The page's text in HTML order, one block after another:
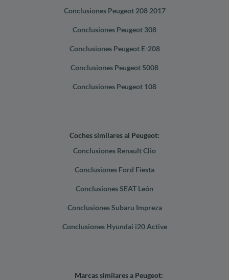
Conclusiones Peugeot 208 2017
Conclusiones Peugeot 308
Conclusiones Peugeot E-208
Conclusiones Peugeot 5008
Conclusiones Peugeot 108
Coches similares al Peugeot:
Conclusiones Renault Clio
Conclusiones Ford Fiesta
Conclusiones SEAT León
Conclusiones Subaru Impreza
Conclusiones Hyundai i20 Active
Marcas similares a Peugeot: